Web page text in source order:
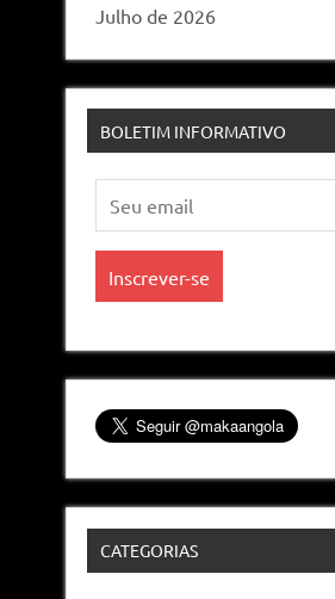
Julho de 2026
BOLETIM INFORMATIVO
CATEGORIAS